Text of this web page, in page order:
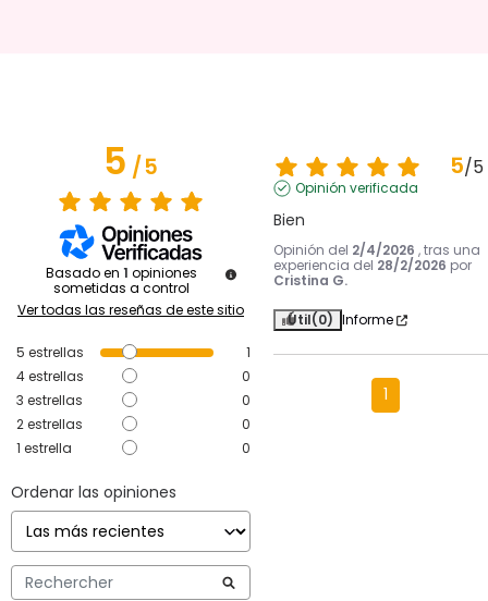
5/5
Basado en 1 opiniones
sometidas a control
Ver todas las reseñas de este sitio
5 estrellas
1
4estrellas
0
3 estrellas
0
2estrellas
0
1 estrella 0
Ordenar las opiniones
5/5
Opinión verificada
Bien
Opinión del 2/4/2026 , tras una
experiencia del 28/2/2026 por
Cristina G.
Útil(0) Informe
1